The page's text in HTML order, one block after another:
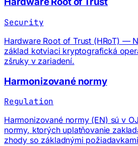
Security
Hardware Root of Trust (HRoT) —
základ kotviaci kryptografická
zšruky v zariadení.
Harmonizované normy
Regulation
Harmonizované normy (EN) sú v
normy, ktorých uplatňovanie
zhody so základnými